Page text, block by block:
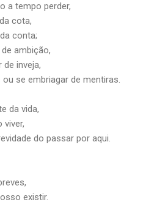
a tempo perder,
cota,
conta;
ambição,
de inveja,
se embriagar de mentiras.
da vida,
viver,
do passar por aqui.
existir.